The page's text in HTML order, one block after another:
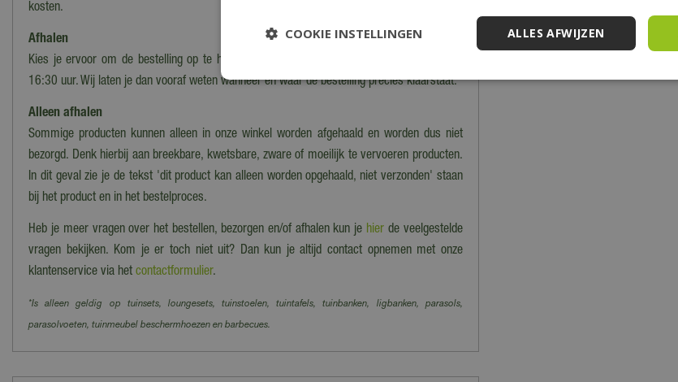
kosten.
Afhalen
Kies je ervoor om de bestelling op te halen in ons magazijn/onze winkel dan kan dat tot
16:30 uur. Wij laten je dan vooraf weten wanneer en waar de bestelling precies klaarstaat.
Alleen afhalen
Sommige producten kunnen alleen in onze winkel worden afgehaald en worden dus niet
bezorgd. Denk hierbij aan breekbare, kwetsbare, zware of moeilijk te vervoeren producten.
In dit geval zie je de tekst 'dit product kan alleen worden opgehaald, niet verzonden' staan
bij het product en in het bestelproces.
Heb je meer vragen over het bestellen, bezorgen en/of afhalen kun je hier de veelgestelde
vragen bekijken. Kom je er toch niet uit? Dan kun je altijd contact opnemen met onze
klantenservice via het contactformulier.
*Is alleen geldig op tuinsets, loungesets, tuinstoelen, tuintafels, tuinbanken, ligbanken, parasols,
parasolvoeten, tuinmeubel beschermhoezen en barbecues.
ALLES AFWIJZEN
COOKIE INSTELLINGEN